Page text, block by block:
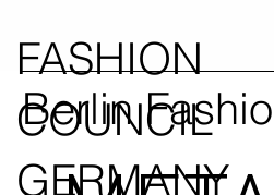
FASHION
COUNCIL
GERMANY
Berlin